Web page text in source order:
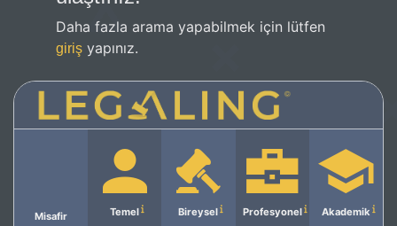
Daha fazla arama yapabilmek için lütfen
giriş yapınız.
Misafir Temel Bireysel Profesyonel Akademik